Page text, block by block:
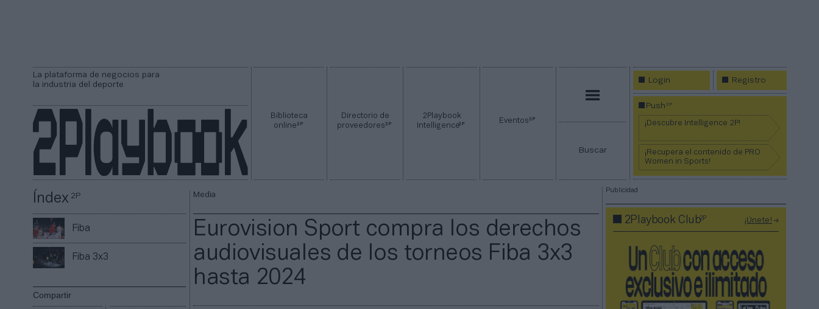
La plataforma de negocios para
la industria del deporte
Biblioteca
online2P
Directorio de
proveedores2P
2Playbook
Intelligence2P Eventos2P
Buscar
Login Registro
Push2P
¡Descubre Intelligence 2P!
¡Recupera el contenido de PRO
Women in Sports!
Índex2P
Fiba
Fiba 3x3
Compartir
Media
Eurovision Sport compra los derechos
audiovisuales de los torneos Fiba 3x3
hasta 2024
Publicidad
2Playbook Club2P ¡Únete!